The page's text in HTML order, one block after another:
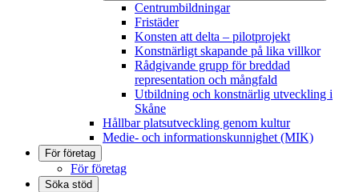
Centrumbildningar
Fristäder
Konsten att delta – pilotprojekt
Konstnärligt skapande på lika villkor
Rådgivande grupp för breddad
representation och mångfald
Utbildning och konstnärlig utveckling i
Skåne
Hållbar platsutveckling genom kultur
Medie- och informationskunnighet (MIK)
För företag
För företag
Söka stöd